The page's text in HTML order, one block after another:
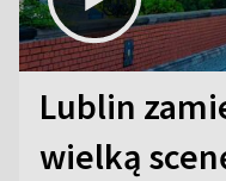
Lublin
wielką